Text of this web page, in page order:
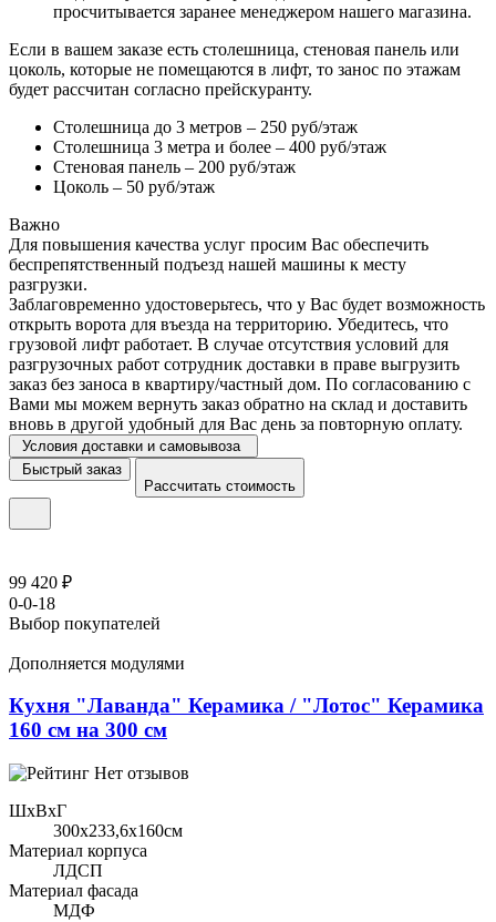
просчитывается заранее менеджером нашего магазина.
Если в вашем заказе есть столешница, стеновая панель или
цоколь, которые не помещаются в лифт, то занос по этажам
будет рассчитан согласно прейскуранту.
Столешница до 3 метров – 250 руб/этаж
Столешница 3 метра и более – 400 руб/этаж
Стеновая панель – 200 руб/этаж
Цоколь – 50 руб/этаж
Важно
Для повышения качества услуг просим Вас обеспечить
беспрепятственный подъезд нашей машины к месту
разгрузки.
Заблаговременно удостоверьтесь, что у Вас будет возможность
открыть ворота для въезда на территорию. Убедитесь, что
грузовой лифт работает. В случае отсутствия условий для
разгрузочных работ сотрудник доставки в праве выгрузить
заказ без заноса в квартиру/частный дом. По согласованию с
Вами мы можем вернуть заказ обратно на склад и доставить
вновь в другой удобный для Вас день за повторную оплату.
Условия доставки и самовывоза
Быстрый заказ
Рассчитать стоимость
99 420 ₽
0-0-18
Выбор покупателей
Дополняется модулями
Кухня "Лаванда" Керамика / "Лотос" Керамика
160 см на 300 см
Нет отзывов
ШхВхГ
300x233,6х160см
Материал корпуса
ЛДСП
Материал фасада
МДФ